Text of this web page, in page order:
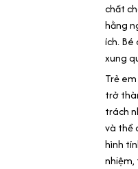
chất
hằng
ích.
xung
Trẻ
trở
trách
và thể
hình
nhiệm,